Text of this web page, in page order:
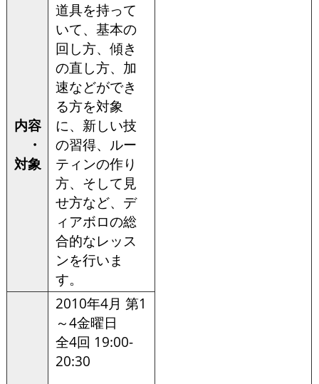
内容
・
対象
道具を持って
いて、基本の
回し方、傾き
の直し方、加
速などができ
る方を対象
に、新しい技
の習得、ルー
ティンの作り
方、そして見
せ方など、デ
ィアボロの総
合的なレッス
ンを行いま
す。
2010年4月 第1
～4金曜日
全4回 19:00-
20:30